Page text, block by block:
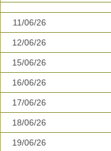
11/06/26
12/06/26
15/06/26
16/06/26
17/06/26
18/06/26
19/06/26